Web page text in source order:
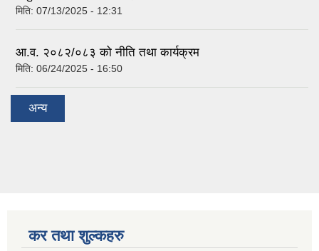
मिति: 07/13/2025 - 12:31
आ.व. २०८२/०८३ को नीति तथा कार्यक्रम
मिति: 06/24/2025 - 16:50
अन्य
कर तथा शुल्कहरु